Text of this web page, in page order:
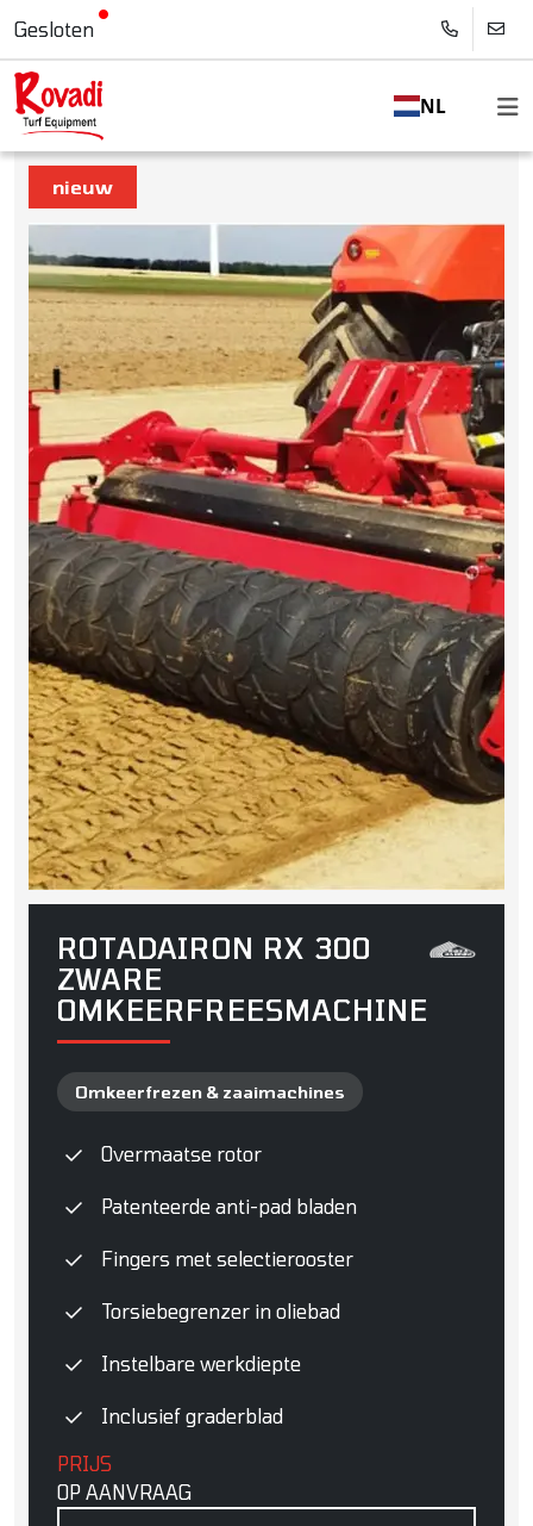
Gesloten
NL
nieuw
ROTADAIRON RX 300
ZWARE
OMKEERFREESMACHINE
Omkeerfrezen & zaaimachines
Overmaatse rotor
Patenteerde anti-pad bladen
Fingers met selectierooster
Torsiebegrenzer in oliebad
Instelbare werkdiepte
Inclusief graderblad
PRIJS
OP AANVRAAG